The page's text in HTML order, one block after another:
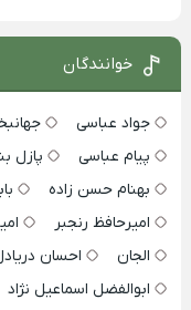
خوانندگان
جواد عباسی
پیام عباسی
پازل
بهنام حسن زاده
امیرحافظ رنجبر
الجان
احسان
ابوالفضل اسماعیل نژاد